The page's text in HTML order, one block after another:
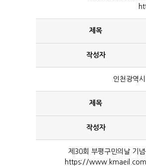
제목
작성자
인천광역
제목
작성자
제30회 부평구민의날 기
https://